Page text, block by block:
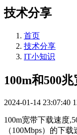
技术分享
首页
技术分享
IT小知识
100m和500
2024-01-14 23:07:40
100m宽带下载速度
（100Mbps）的下